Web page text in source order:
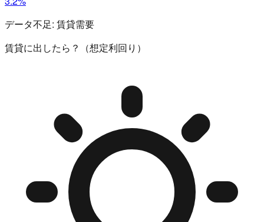
データ不足: 賃貸需要
賃貸に出したら？（想定利回り）